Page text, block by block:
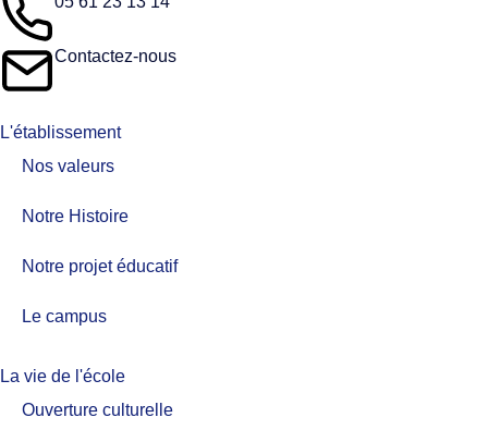
Contactez-nous
L'établissement
Nos valeurs​
Notre Histoire
Notre projet éducatif
Le campus
La vie de l'école
Ouverture culturelle